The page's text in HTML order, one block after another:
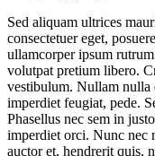
Sed aliquam ultrices
consectetuer eget,
ullamcorper ipsum
volutpat pretium libero.
vestibulum. Nullam nulla
imperdiet feugiat, pede.
Phasellus nec sem in
imperdiet orci. Nunc nec
auctor et, hendrerit quis,